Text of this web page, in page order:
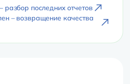
разбор последних отчетов
– возвращение качества